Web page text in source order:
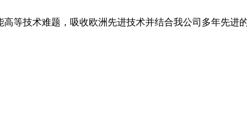
等技术难题，吸收欧洲先进技术并结合我公司多年先进